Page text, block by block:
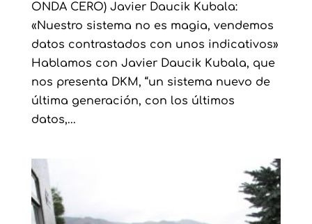
ONDA CERO) Javier Daucik Kubala:
«Nuestro sistema no es magia, vendemos
datos contrastados con unos indicativos»
Hablamos con Javier Daucik Kubala, que
nos presenta DKM, “un sistema nuevo de
última generación, con los últimos
datos,...